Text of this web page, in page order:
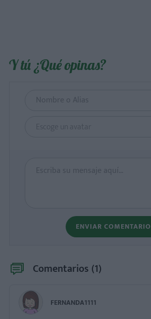
Y tú ¿Qué opinas?
Escoge un avatar
ENVIAR COMENTARIO
Comentarios (1)
FERNANDA1111